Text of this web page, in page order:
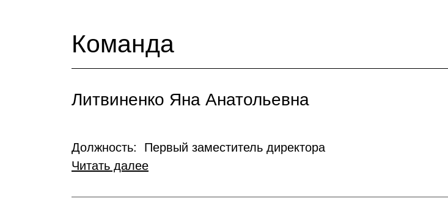
Команда
Литвиненко Яна Анатольевна
Должность: Первый заместитель директора
Читать далее